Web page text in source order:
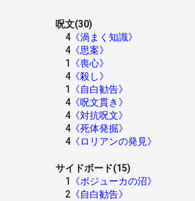
呪文(30)
4 《渦まく知識》
4 《思案》
1
《喪心》
4 《殺し》
1
《自白勧告》
4 《呪文貫き》
4 《対抗呪文》
4 《死体発掘》
4 《ロリアンの発見》
サイドボード(15)
1
《ボジューカの沼》
2 《自白勧告》